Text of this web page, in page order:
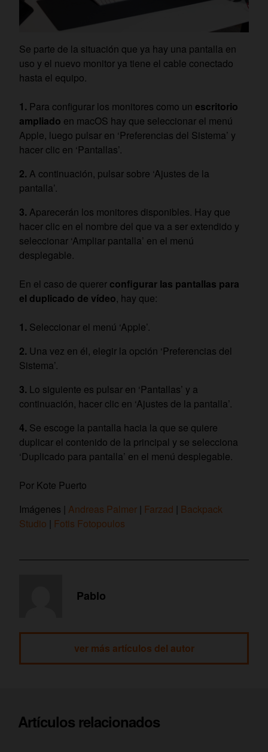
Se parte de la situación que ya hay una pantalla en
uso y el nuevo monitor ya tiene el cable conectado
hasta el equipo.
Para configurar los monitores como un escritorio
ampliado en macOS hay que seleccionar el menú
Apple, luego pulsar en ‘Preferencias del Sistema’ y
hacer clic en ‘Pantallas’.
A continuación, pulsar sobre ‘Ajustes de la
pantalla’.
Aparecerán los monitores disponibles. Hay que
hacer clic en el nombre del que va a ser extendido y
seleccionar ‘Ampliar pantalla’ en el menú
desplegable.
En el caso de querer configurar las pantallas para
el duplicado de vídeo, hay que:
Seleccionar el menú ‘Apple’.
Una vez en él, elegir la opción ‘Preferencias del
Sistema’.
Lo siguiente es pulsar en ‘Pantallas’ y a
continuación, hacer clic en ‘Ajustes de la pantalla’.
Se escoge la pantalla hacia la que se quiere
duplicar el contenido de la principal y se selecciona
‘Duplicado para pantalla’ en el menú desplegable.
Por Kote Puerto
Imágenes | Andreas Palmer | Farzad | Backpack
Studio | Fotis Fotopoulos
Pablo
ver más artículos del autor
Artículos relacionados